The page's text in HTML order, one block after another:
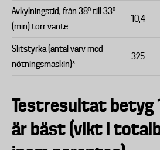
Avkylningstid, från 38º till 33º
(min) torr vante
10,4
Slitstyrka (antal varv med
nötningsmaskin)*
325
Testresultat betyg
är bäst (vikt i